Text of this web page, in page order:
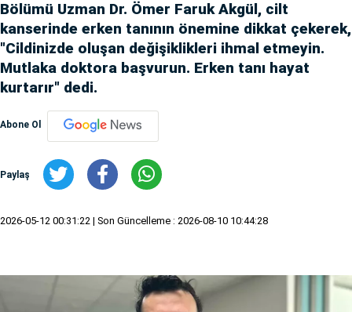
Bölümü Uzman Dr. Ömer Faruk Akgül, cilt
kanserinde erken tanının önemine dikkat çekerek,
"Cildinizde oluşan değişiklikleri ihmal etmeyin.
Mutlaka doktora başvurun. Erken tanı hayat
kurtarır" dedi.
Abone Ol
Paylaş
2026-05-12 00:31:22 | Son Güncelleme : 2026-08-10 10:44:28